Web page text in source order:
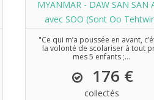
MYANMAR - DAW SAN SAN
avec SOO (Sont Oo
"Ce qui m’a poussée en avant,
la volonté de scolariser à tout
mes 5 enfants ;...
176 €
collectés